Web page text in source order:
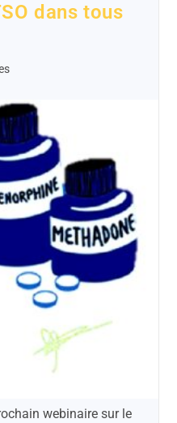
dans tous
webinaire sur le